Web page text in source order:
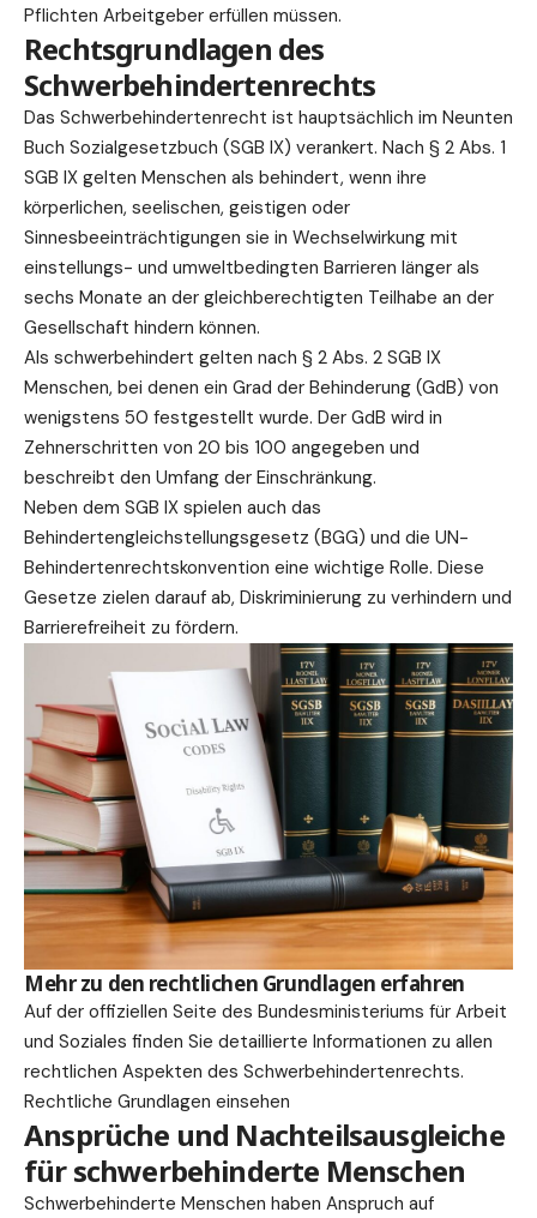
Pflichten Arbeitgeber erfüllen müssen.
Rechtsgrundlagen des
Schwerbehindertenrechts
Das Schwerbehindertenrecht ist hauptsächlich im Neunten
Buch Sozialgesetzbuch (SGB IX) verankert. Nach § 2 Abs. 1
SGB IX gelten Menschen als behindert, wenn ihre
körperlichen, seelischen, geistigen oder
Sinnesbeeinträchtigungen sie in Wechselwirkung mit
einstellungs- und umweltbedingten Barrieren länger als
sechs Monate an der gleichberechtigten Teilhabe an der
Gesellschaft hindern können.
Als schwerbehindert gelten nach § 2 Abs. 2 SGB IX
Menschen, bei denen ein Grad der Behinderung (GdB) von
wenigstens 50 festgestellt wurde. Der GdB wird in
Zehnerschritten von 20 bis 100 angegeben und
beschreibt den Umfang der Einschränkung.
Neben dem SGB IX spielen auch das
Behindertengleichstellungsgesetz (BGG) und die UN-
Behindertenrechtskonvention eine wichtige Rolle. Diese
Gesetze zielen darauf ab, Diskriminierung zu verhindern und
Barrierefreiheit zu fördern.
Mehr zu den rechtlichen Grundlagen erfahren
Auf der offiziellen Seite des Bundesministeriums für Arbeit
und Soziales finden Sie detaillierte Informationen zu allen
rechtlichen Aspekten des Schwerbehindertenrechts.
Rechtliche Grundlagen einsehen
Ansprüche und Nachteilsausgleiche
für schwerbehinderte Menschen
Schwerbehinderte Menschen haben Anspruch auf